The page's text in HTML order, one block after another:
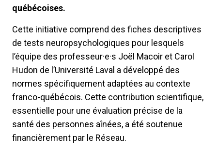
québécoises.
Cette initiative comprend des fiches descriptives
de tests neuropsychologiques pour lesquels
l’équipe des professeur·e·s Joël Macoir et Carol
Hudon de l’Université Laval a développé des
normes spécifiquement adaptées au contexte
franco-québécois. Cette contribution scientifique,
essentielle pour une évaluation précise de la
santé des personnes aînées, a été soutenue
financièrement par le Réseau.